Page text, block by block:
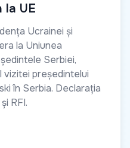
la UE
Ucrainei și
la Uniunea
Serbiei,
vizitei președintelui
în Serbia. Declarația
RFI.